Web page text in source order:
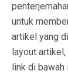
untuk
artikel yang
layout
link di bawah